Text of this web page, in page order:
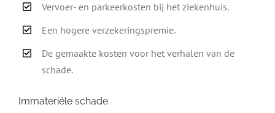
Vervoer- en parkeerkosten bij het ziekenhuis.
Een hogere verzekeringspremie.
De gemaakte kosten voor het verhalen van de
schade.
Immateriële schade